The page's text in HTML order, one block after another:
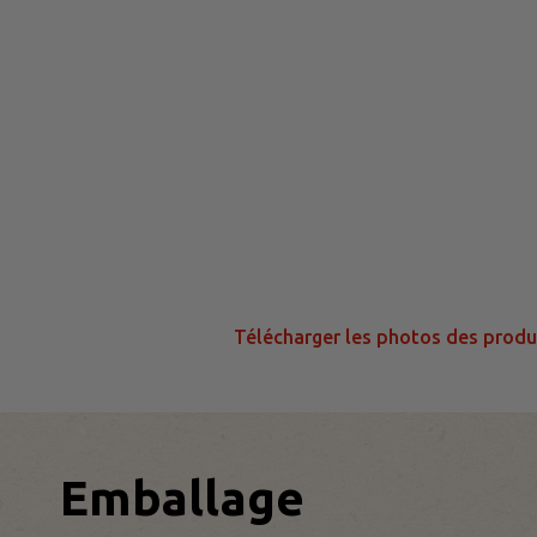
Télécharger les photos des
Emballage